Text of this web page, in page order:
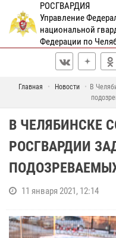
РОСГВАРДИЯ
Управление
национальной
Федерации по
Главная Новости
В
В ЧЕЛЯБИНСКЕ
РОСГВАРДИИ
11 января 2021, 12:14